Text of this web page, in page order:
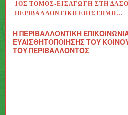
1ΟΣ ΤΌΜΟΣ-ΕΙΣΑΓΩΓΉ ΣΤΗ
ΠΕΡΙΒΑΛΛΟΝΤΙΚΉ ΕΠΙΣΤΉΜΗ…
Η ΠΕΡΙΒΑΛΛΟΝΤΙΚΗ
ΕΥΑΙΣΘΗΤΟΠΟΙΗΣΗΣ ΤΟΥ
ΤΟΥ ΠΕΡΙΒΑΛΛΟΝΤΟΣ
31 ΙΟΎΛ 2020